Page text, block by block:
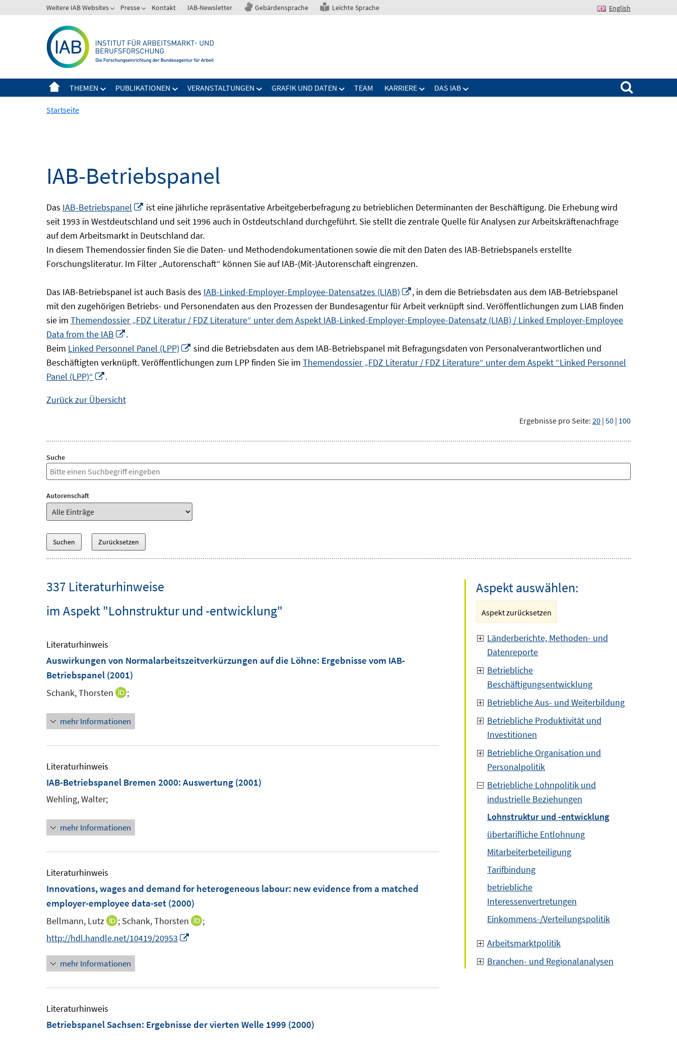
zum
Weitere IAB Websites Presse Kontakt IAB-Newsletter Gebärdensprache Leichte Sprache English
THEMEN PUBLIKATIONEN VERANSTALTUNGEN GRAFIK UND DATEN TEAM KARRIERE DAS IAB
Suchen nach:
Startseite
IAB-Betriebspanel
Das IAB-Betriebspanel
In
neuem
Fenster
öffnen
ist eine jährliche repräsentative Arbeitgeberbefragung zu betrieblichen Determinanten der Beschäftigung. Die Erhebung wird
seit 1993 in Westdeutschland und seit 1996 auch in Ostdeutschland durchgeführt. Sie stellt die zentrale Quelle für Analysen zur Arbeitskräftenachfrage
auf dem Arbeitsmarkt in Deutschland dar.
In diesem Themendossier finden Sie die Daten- und Methodendokumentationen sowie die mit den Daten des IAB-Betriebspanels erstellte
Forschungsliteratur. Im Filter „Autorenschaft“ können Sie auf IAB-(Mit-)Autorenschaft eingrenzen.
Das IAB-Betriebspanel ist auch Basis des IAB-Linked-Employer-Employee-Datensatzes (LIAB)
In
neuem
Fenster
, in dem die Betriebsdaten aus dem IAB-Betriebspanel
mit den zugehörigen Betriebs- und Personendaten aus den Prozessen der Bundesagentur für Arbeit verknüpft sind. Veröffentlichungen zum LIAB finden
sie im Themendossier „FDZ Literatur / FDZ Literature“ unter dem Aspekt IAB-Linked-Employer-Employee-Datensatz (LIAB) / Linked Employer-Employee
Data from the IAB
In
neuem
Fenster
.
Beim Linked Personnel Panel (LPP)
In
neuem
sind die Betriebsdaten aus dem IAB-Betriebspanel mit Befragungsdaten von Personalverantwortlichen und
Beschäftigten verknüpft. Veröffentlichungen zum LPP finden Sie im Themendossier „FDZ Literatur / FDZ Literature“ unter dem Aspekt “Linked Personnel
Panel (LPP)“
In
Fenster
.
Zurück zur Übersicht
Ergebnisse pro Seite: 20 | 50 | 100
Suche
Autorenschaft
337 Literaturhinweise
im Aspekt "Lohnstruktur und -entwicklung"
Literaturhinweis
Auswirkungen von Normalarbeitszeitverkürzungen auf die Löhne: Ergebnisse vom IAB-
Betriebspanel (2001)
Schank, Thorsten
I
n
u
m
n
s
ö
f
f
n
n
;
mehr Informationen
Literaturhinweis
IAB-Betriebspanel Bremen 2000: Auswertung (2001)
Wehling, Walter;
mehr Informationen
Literaturhinweis
Innovations, wages and demand for heterogeneous labour: new evidence from a matched
employer-employee data-set (2000)
Bellmann, Lutz
I
n
e
e
; Schank, Thorsten
I
e
;
http://hdl.handle.net/10419/20953
m
mehr Informationen
Literaturhinweis
Betriebspanel Sachsen: Ergebnisse der vierten Welle 1999 (2000)
Aspekt auswählen:
Aspekt zurücksetzen
Länderberichte, Methoden- und
Datenreporte
Betriebliche
Beschäftigungsentwicklung
Betriebliche Aus- und Weiterbildung
Betriebliche Produktivität und
Investitionen
Betriebliche Organisation und
Personalpolitik
Betriebliche Lohnpolitik und
industrielle Beziehungen
Lohnstruktur und -entwicklung
übertarifliche Entlohnung
Mitarbeiterbeteiligung
Tarifbindung
betriebliche
Interessenvertretungen
Einkommens-/Verteilungspolitik
Arbeitsmarktpolitik
Branchen- und Regionalanalysen